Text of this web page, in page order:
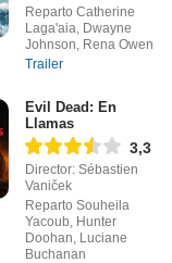
Reparto Catherine
Laga'aia, Dwayne
Johnson, Rena Owen
Trailer
Evil Dead: En
Llamas
3,3
Director: Sébastien
Vaniček
Reparto Souheila
Yacoub, Hunter
Doohan, Luciane
Buchanan